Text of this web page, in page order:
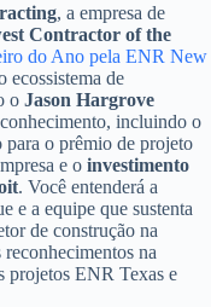
, a empresa de
Contractor of the
do Ano pela ENR New
de
o Jason Hargrove
incluindo o
para o prêmio de projeto
e o investimento
. Você entenderá a
e a equipe que sustenta
de construção na
na
projetos ENR Texas e